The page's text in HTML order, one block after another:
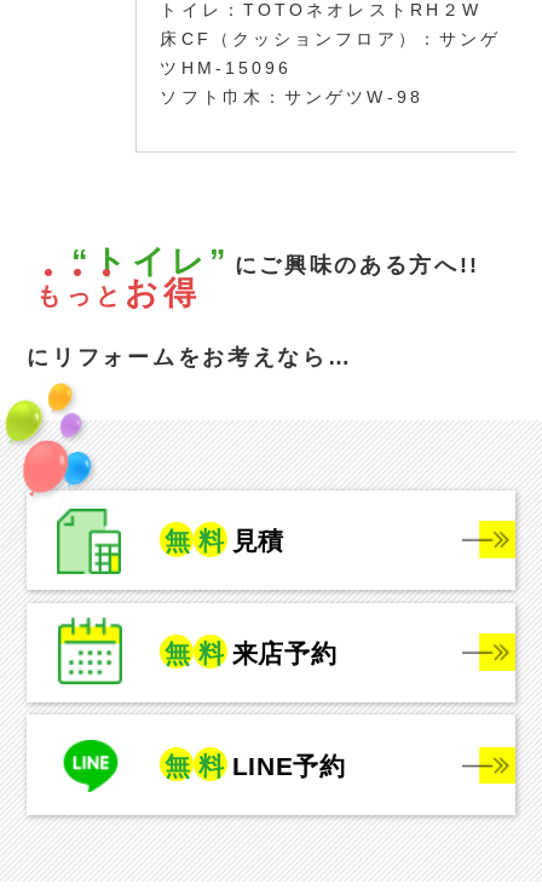
トイレ：TOTOネオレストRH２W
床CF（クッションフロア）：サンゲ
ツHM-15096
ソフト巾木：サンゲツW-98
“トイレ” にご興味のある方へ!!
も っ と お得
にリフォームをお考えなら…
無 料 見積
無 料 来店予約
無 料 LINE予約